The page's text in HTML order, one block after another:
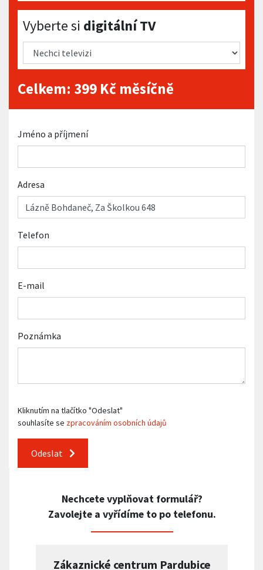
Vyberte si digitální TV
Vyberte si digitální TV
Celkem: 399 Kč měsíčně
Jméno a příjmení
Adresa
Telefon
E-mail
Poznámka
Kliknutím na tlačítko "Odeslat"
souhlasíte se zpracováním osobních údajů
Odeslat
Nechcete vyplňovat formulář?
Zavolejte a vyřídíme to po telefonu.
Zákaznické centrum Pardubice